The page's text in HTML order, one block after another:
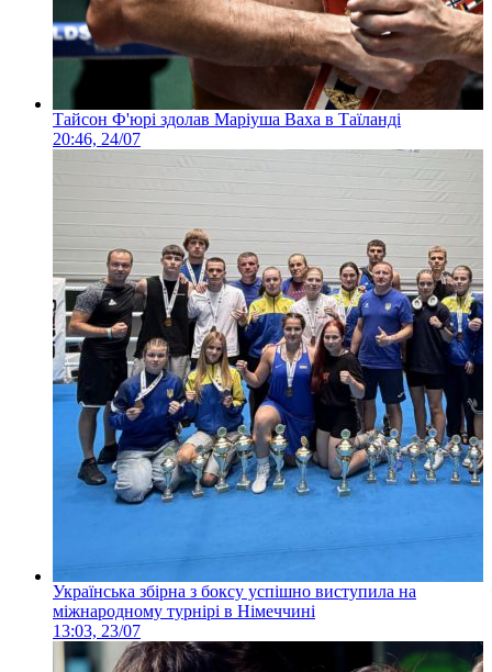
Тайсон Ф'юрі здолав Маріуша Ваха в Таїланді
20:46, 24/07
Українська збірна з боксу успішно виступила на
міжнародному турнірі в Німеччині
13:03, 23/07